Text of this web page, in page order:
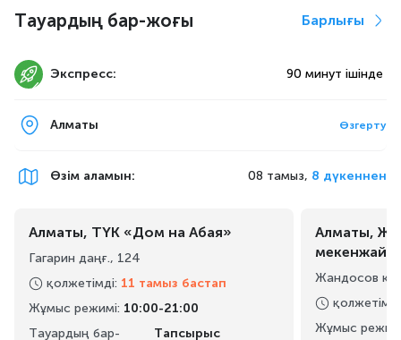
Тауардың бар-жоғы Барлығы
Экспресс: 90 минут ішінде
Алматы Өзгерту
Өзім аламын: 08 тамыз, 8 дүкеннен
Алматы, ТҮК «Дом на Абая»
Гагарин даңғ., 124
қолжетімді: 11 тамыз бастап
Жұмыс режимі: 10:00-21:00
Тауардың бар-
Тапсырыс
Алматы,
Жандосов
қолжетімді
Жұмыс